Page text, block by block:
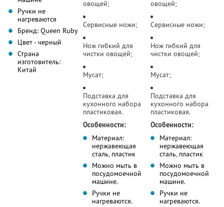
Ручки не
нагреваются
Бренд: Queen Ruby
Цвет - черный
Страна
изготовитель:
Китай
овощей;
Сервисные ножи;
Нож гибкий для
чистки овощей;
Мусат;
Подставка для
кухонного набора
пластиковая.
Особенности:
Материал:
нержавеющая
сталь, пластик
Можно мыть в
посудомоечной
машине.
Ручки не
нагреваются.
овощей;
Сервисные ножи;
Нож гибкий для
чистки овощей;
Мусат;
Подставка для
кухонного набора
пластиковая.
Особенности:
Материал:
нержавеющая
сталь, пластик
Можно мыть в
посудомоечной
машине.
Ручки не
нагреваются.